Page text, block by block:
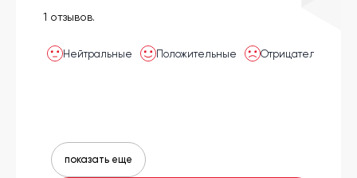
1 отзывов.
Нейтральные Положительные Отрицательные
показать еще